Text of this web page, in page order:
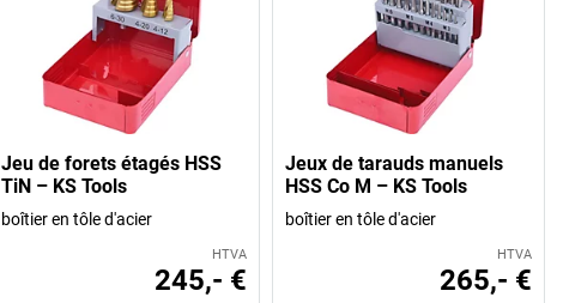
Jeu de forets étagés HSS
TiN – KS Tools
boîtier en tôle d'acier
HTVA
245,- €
Jeux de tarauds manuels
HSS Co M – KS Tools
boîtier en tôle d'acier
HTVA
265,- €